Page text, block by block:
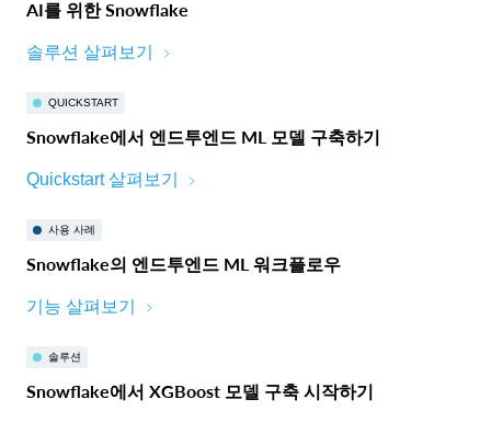
AI를 위한 Snowflake
솔루션 살펴보기
QUICKSTART
Snowflake에서 엔드투엔드 ML 모델 구축하기
Quickstart 살펴보기
사용 사례
Snowflake의 엔드투엔드 ML 워크플로우
기능 살펴보기
솔루션
Snowflake에서 XGBoost 모델 구축 시작하기